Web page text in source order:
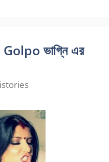
ভাগ্নি এর